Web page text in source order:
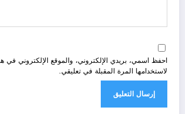
احفظ اسمي، بريدي الإلكتروني، والموقع الإلكتروني في
لاستخدامها المرة المقبلة في تعليقي.